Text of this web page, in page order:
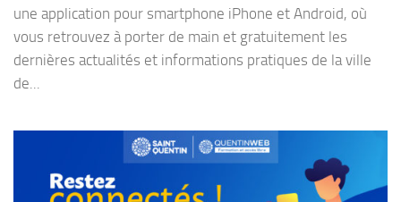
une application pour smartphone iPhone et Android, où
vous retrouvez à porter de main et gratuitement les
dernières actualités et informations pratiques de la ville
de...